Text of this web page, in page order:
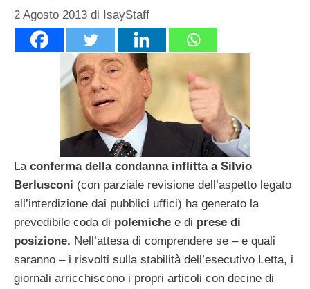
2 Agosto 2013 di IsayStaff
La conferma della condanna inflitta a Silvio
Berlusconi (con parziale revisione dell’aspetto legato
all’interdizione dai pubblici uffici) ha generato la
prevedibile coda di polemiche e di prese di
posizione. Nell’attesa di comprendere se – e quali
saranno – i risvolti sulla stabilità dell’esecutivo Letta, i
giornali arricchiscono i propri articoli con decine di